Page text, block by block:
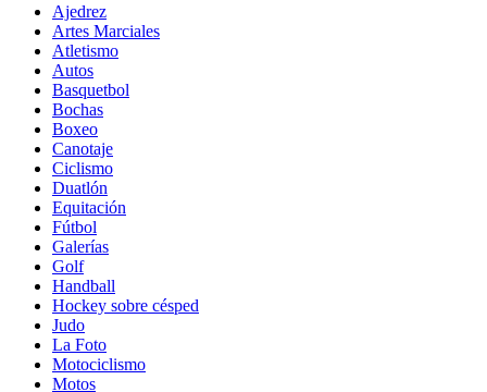
Ajedrez
Artes Marciales
Atletismo
Autos
Basquetbol
Bochas
Boxeo
Canotaje
Ciclismo
Duatlón
Equitación
Fútbol
Galerías
Golf
Handball
Hockey sobre césped
Judo
La Foto
Motociclismo
Motos